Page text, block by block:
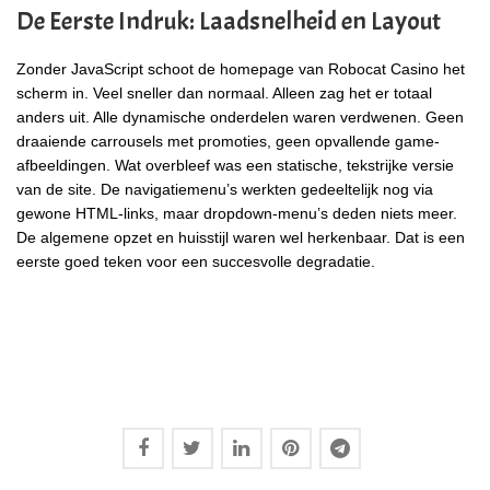
De Eerste Indruk: Laadsnelheid en Layout
Zonder JavaScript schoot de homepage van Robocat Casino het
scherm in. Veel sneller dan normaal. Alleen zag het er totaal
anders uit. Alle dynamische onderdelen waren verdwenen. Geen
draaiende carrousels met promoties, geen opvallende game-
afbeeldingen. Wat overbleef was een statische, tekstrijke versie
van de site. De navigatiemenu’s werkten gedeeltelijk nog via
gewone HTML-links, maar dropdown-menu’s deden niets meer.
De algemene opzet en huisstijl waren wel herkenbaar. Dat is een
eerste goed teken voor een succesvolle degradatie.